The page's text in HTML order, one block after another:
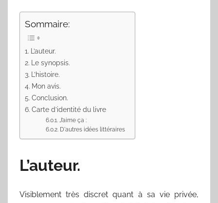
Sommaire:
L’auteur.
Le synopsis.
L’histoire.
Mon avis.
Conclusion.
Carte d’identité du livre
J’aime ça :
D'autres idées littéraires
L’auteur.
Visiblement très discret quant à sa vie privée,